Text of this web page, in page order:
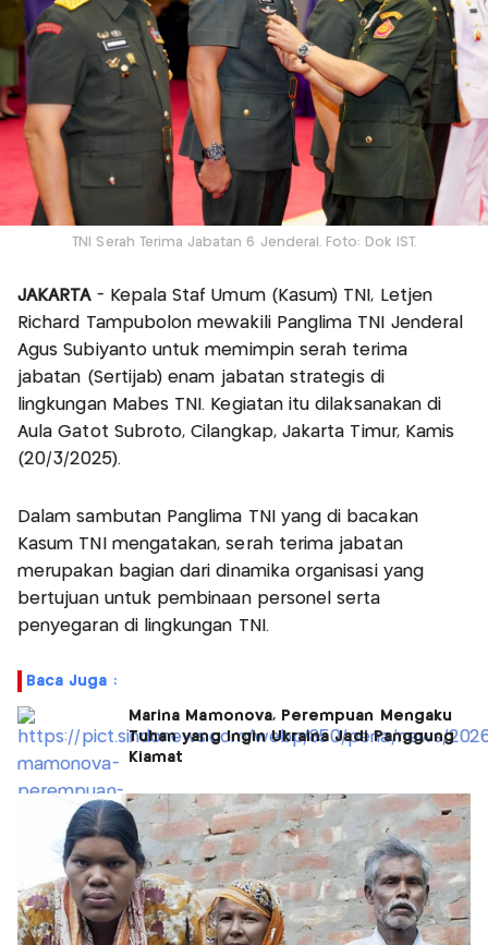
TNI Serah Terima Jabatan 6 Jenderal. Foto: Dok IST.
JAKARTA - Kepala Staf Umum (Kasum) TNI, Letjen
Richard Tampubolon mewakili Panglima TNI Jenderal
Agus Subiyanto untuk memimpin serah terima
jabatan (Sertijab) enam jabatan strategis di
lingkungan Mabes TNI. Kegiatan itu dilaksanakan di
Aula Gatot Subroto, Cilangkap, Jakarta Timur, Kamis
(20/3/2025).
Dalam sambutan Panglima TNI yang di bacakan
Kasum TNI mengatakan, serah terima jabatan
merupakan bagian dari dinamika organisasi yang
bertujuan untuk pembinaan personel serta
penyegaran di lingkungan TNI.
Baca Juga :
Marina Mamonova, Perempuan Mengaku
Tuhan yang Ingin Ukraina Jadi Panggung
Kiamat